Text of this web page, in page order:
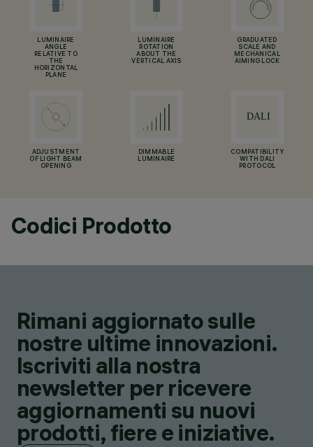
LUMINAIRE
ANGLE
RELATIVE TO
THE
HORIZONTAL
PLANE
LUMINAIRE
ROTATION
ABOUT THE
VERTICAL AXIS
GRADUATED
SCALE AND
MECHANICAL
AIMING LOCK
ADJUSTMENT
OF LIGHT BEAM
OPENING
DIMMABLE
LUMINAIRE
COMPATIBILITY
WITH DALI
PROTOCOL
Codici Prodotto
Rimani aggiornato sulle
nostre ultime innovazioni.
Iscriviti alla nostra
newsletter per ricevere
aggiornamenti su nuovi
prodotti, fiere e iniziative.